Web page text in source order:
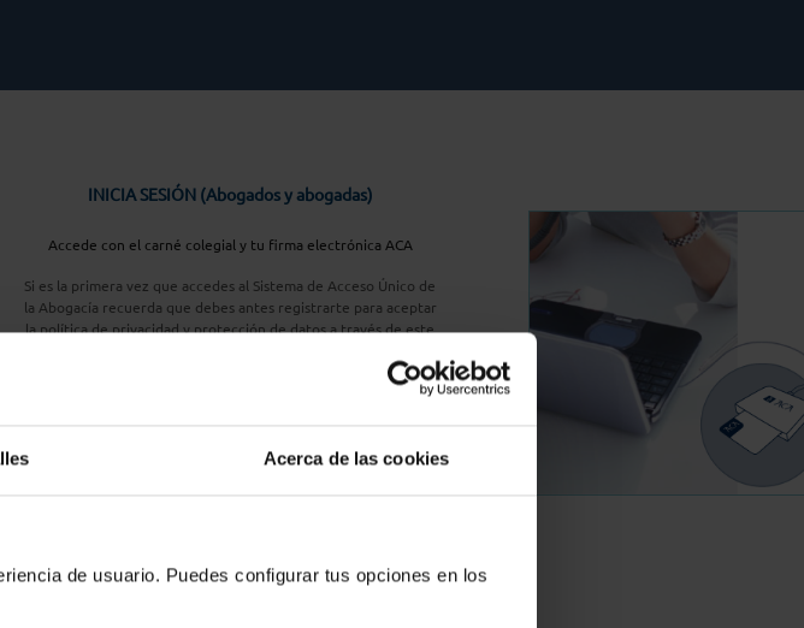
Acerca de las cookies
de usuario. Puedes configurar tus opciones en los
INICIA SESIÓN (Abogados y abogadas)
Accede con el carné colegial y tu firma electrónica ACA
Si es la primera vez que accedes al Sistema de Acceso Único de
la Abogacía recuerda que debes antes registrarte para aceptar
la política de privacidad y protección de datos a través de este
Entrar con ACA Plus